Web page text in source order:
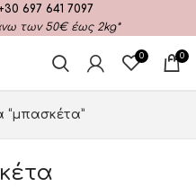
697 641 7097
των 50€ έως 2kg*
0 0
“μπασκέτα”